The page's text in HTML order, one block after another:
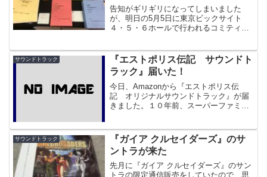
告知がギリギリになってしまいました
が、明日の5月5日に東京ビックサイト
４・５・６ホールで行われるコミティア
つもの『中杜D報告書』で、場所はさ40a
になります。
サウンドトラック
『エストポリス伝記 サウンドト
ラック』届いた！
今日、Amazonから『エストポリス伝
記 オリジナルサウンドトラック』が届
きました。１０年前、スーパーファミコ
たい一品でしたが、旧版はプレミアが付
いて、数万円というとん...
サウンドトラック
『ガイア クルセイダーズ』のサ
ントラが来た
先月に『ガイア クルセイダーズ』のサン
トラの限定通信販売をしていたので、思